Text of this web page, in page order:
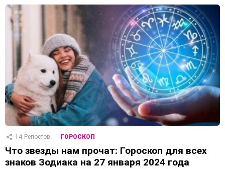
14 Репостов ГОРОСКОП
Что звезды нам прочат: Гороскоп для всех
знаков Зодиака на 27 января 2024 года